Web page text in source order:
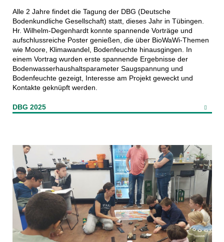
Alle 2 Jahre findet die Tagung der DBG (Deutsche
Bodenkundliche Gesellschaft) statt, dieses Jahr in Tübingen.
Hr. Wilhelm-Degenhardt konnte spannende Vorträge und
aufschlussreiche Poster genießen, die über BioWaWi-Themen
wie Moore, Klimawandel, Bodenfeuchte hinausgingen. In
einem Vortrag wurden erste spannende Ergebnisse der
Bodenwasserhaushaltsparameter Saugspannung und
Bodenfeuchte gezeigt, Interesse am Projekt geweckt und
Kontakte geknüpft werden.
DBG 2025